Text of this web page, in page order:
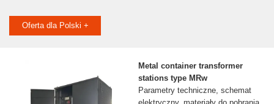
Oferta dla Polski +
Metal container transformer
stations type MRw
Parametry techniczne, schemat